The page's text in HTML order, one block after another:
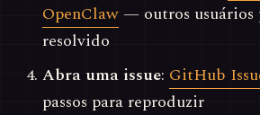
OpenClaw — outros usuários
resolvido
Abra uma issue: GitHub
passos para reproduzir